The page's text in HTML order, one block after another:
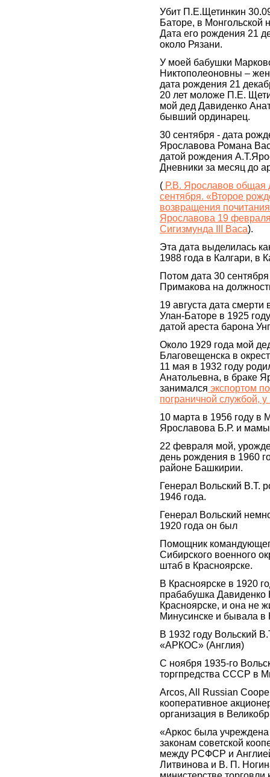
Убит П.Е.Щетинкин
Баторе, в Монгольской
Дата его рождения 21
около Рязани.
У моей бабушки
Никтополеоновны –
дата рождения 21
20 лет моложе П.Е.
мой дед Давиденко
бывший ординарец.
30 сентября - дата
Ярославова Романа
датой рождения
Дневники за месяц до
( Р.В. Ярославов общая
сентября. «Второе
возвращения
Ярославова 19
Сигизмунда III Васа).
Эта дата выделилась
1988 года в Калгари, в
Потом дата 30
Примакова на
19 августа дата
Улан-Баторе в 1925
датой ареста барона
Около 1929 года мой
Благовещенска в
11 мая в 1932 году
Анатольевна, в браке
занимался экспортом
пограничной службой,
10 марта в 1956 году в
Ярославова Б.Р. и
22 февраля мой,
день рождения в 1960
районе Башкирии.
Генерал Вольский В.Т.
1946 года.
Генерал Вольский
1920 года он был
Помощник
Сибирского военного
штаб в Красноярске.
В Красноярске в 1920
прабабушка Давиденко
Красноярске, и она не
Минусинске и бывала в
В 1932 году Вольский
«АРКОС» (Англия)
С ноября 1935-го
торгпредства СССР в
Arcos, All Russian
кооперативное
организация в
«Аркос была
законам советской
между РСФСР и
Литвинова и В. П.